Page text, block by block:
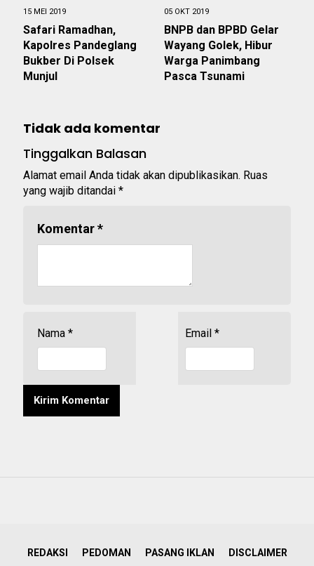
15 MEI 2019
Safari Ramadhan,
Kapolres Pandeglang
Bukber Di Polsek
Munjul
05 OKT 2019
BNPB dan BPBD Gelar
Wayang Golek, Hibur
Warga Panimbang
Pasca Tsunami
Tidak ada komentar
Tinggalkan Balasan
Alamat email Anda tidak akan dipublikasikan. Ruas
yang wajib ditandai *
Komentar*
Nama * Email *
REDAKSI PEDOMAN PASANG IKLAN DISCLAIMER